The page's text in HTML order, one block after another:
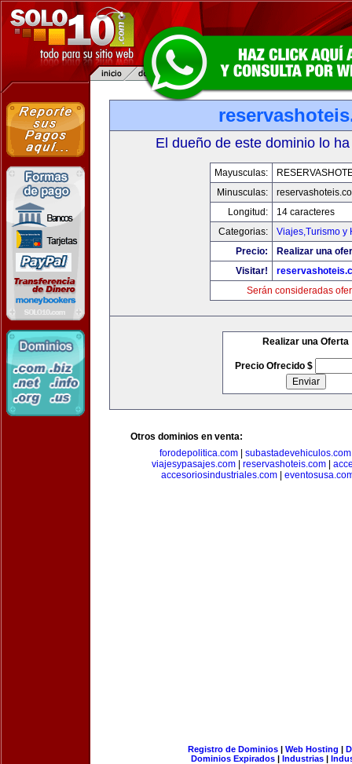
El dueño de este dominio lo
Mayusculas:
Minusculas:
Longitud:
14 caracteres
Categorias:
Viajes,Turismo y
Precio:
Realizar una
Visitar!
Serán consideradas
Realizar una Oferta
Precio Ofrecido $
Otros dominios en venta:
forodepolitica.com| subastadevehiculos.com
viajesypasajes.com
reservashoteis.com
accesoriosindustriales.com
Registro de Dominios| Web Hosting |
Dominios Expirados | Industrias |